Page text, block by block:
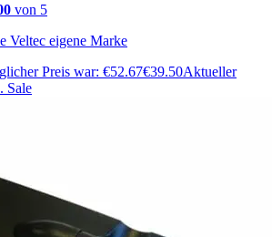
von 5
Veltec eigene Marke
Preis war: €52.67€39.50Aktueller
Sale